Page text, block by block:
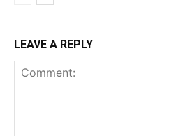
LEAVE A REPLY